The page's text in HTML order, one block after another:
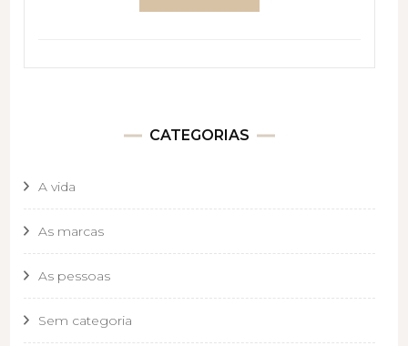
CATEGORIAS
A vida
As marcas
As pessoas
Sem categoria